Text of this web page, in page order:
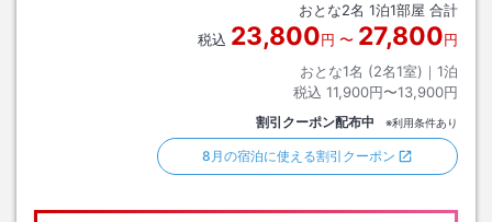
おとな2名 1泊1部屋 合計
税込 23,800円 〜 27,800円
おとな1名 (2名1室)｜ 1泊
税込 11,900円〜13,900円
割引クーポン配布中 ※利用条件あり
8月の宿泊に使える割引クーポン